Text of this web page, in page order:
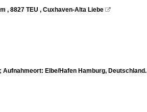
, 8827 TEU , Cuxhaven-Alta Liebe 
Elbe/Hafen Hamburg, Deutschland.